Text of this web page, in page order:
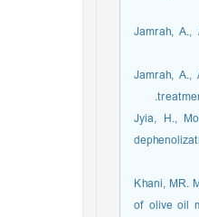
Jamrah,
Jamrah,
Jyia, H.,
Khani, MR.
of olive oil